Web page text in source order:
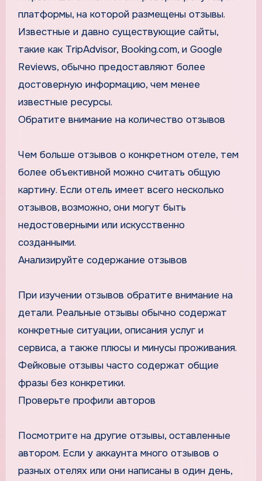
платформы, на которой размещены отзывы.
Известные и давно существующие сайты,
такие как TripAdvisor, Booking.com, и Google
Reviews, обычно предоставляют более
достоверную информацию, чем менее
известные ресурсы.
Обратите внимание на количество отзывов
Чем больше отзывов о конкретном отеле, тем
более объективной можно считать общую
картину. Если отель имеет всего несколько
отзывов, возможно, они могут быть
недостоверными или искусственно
созданными.
Анализируйте содержание отзывов
При изучении отзывов обратите внимание на
детали. Реальные отзывы обычно содержат
конкретные ситуации, описания услуг и
сервиса, а также плюсы и минусы проживания.
Фейковые отзывы часто содержат общие
фразы без конкретики.
Проверьте профили авторов
Посмотрите на другие отзывы, оставленные
автором. Если у аккаунта много отзывов о
разных отелях или они написаны в один день,